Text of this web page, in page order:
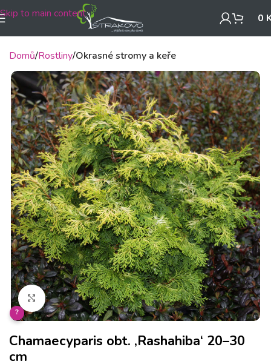
Skip to main content 0
Domů Rostliny Okrasné stromy a keře
Klikněte pro zvětšení
?
Chamaecyparis obt. ‚Rashahiba‘ 20–30
cm